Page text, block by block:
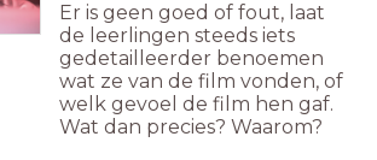
Er is geen goed of fout, laat
de leerlingen steeds iets
gedetailleerder benoemen
wat ze van de film vonden, of
welk gevoel de film hen gaf.
Wat dan precies? Waarom?